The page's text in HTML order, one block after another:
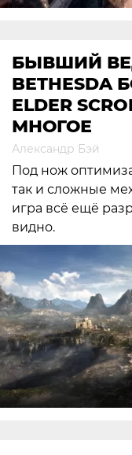
БЫВШИЙ
BETHESDA
ELDER
МНОГОЕ
Александр Бэй
Под нож
так и сложные
игра всё ещё
видно.